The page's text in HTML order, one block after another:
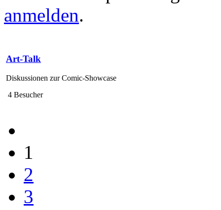
anmelden.
Art-Talk
Diskussionen zur Comic-Showcase
4 Besucher
1
2
3